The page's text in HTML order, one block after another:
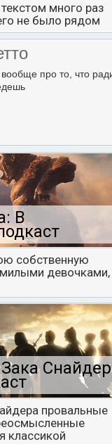
много раз
не было рядом
про то, что
В
собственную
девочками,
провальные
классикой